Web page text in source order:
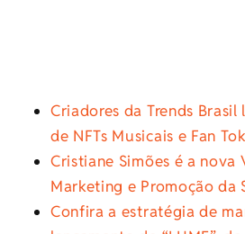
Criadores da Trends
de NFTs Musicais e Fan
Cristiane Simões é a nova
Marketing e Promoção da
Confira a estratégia de